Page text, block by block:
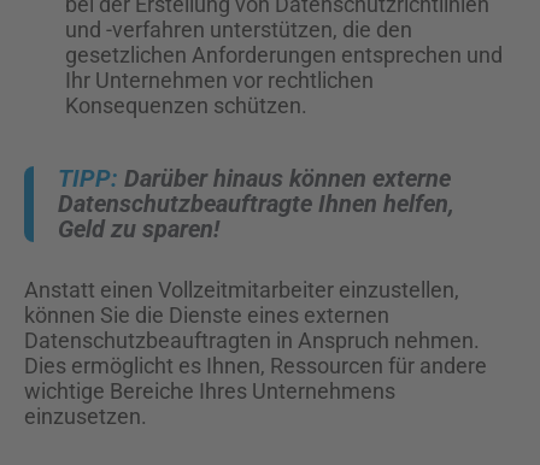
und -verfahren unterstützen, die den
gesetzlichen Anforderungen entsprechen und
Ihr Unternehmen vor rechtlichen
Konsequenzen schützen.
Darüber hinaus können externe
Datenschutzbeauftragte Ihnen helfen,
Geld zu sparen!
Anstatt einen Vollzeitmitarbeiter einzustellen,
können Sie die Dienste eines externen
Datenschutzbeauftragten in Anspruch nehmen.
Dies ermöglicht es Ihnen, Ressourcen für andere
wichtige Bereiche Ihres Unternehmens
einzusetzen.